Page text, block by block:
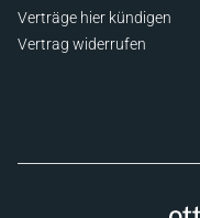
Verträge hier kündigen
Vertrag widerrufen